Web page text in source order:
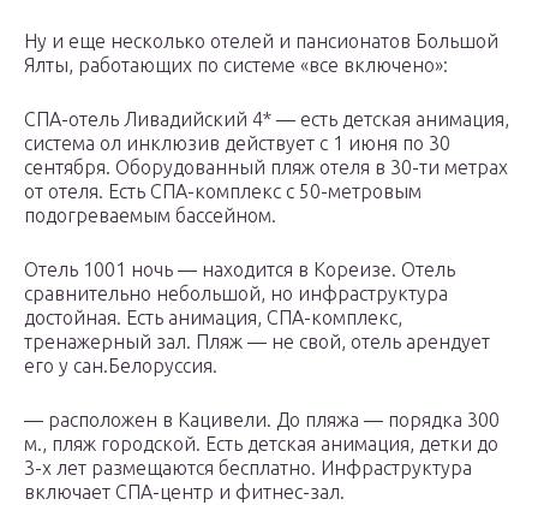
Ну и еще несколько отелей и пансионатов Большой
Ялты, работающих по системе «все включено»:
СПА-отель Ливадийский 4* — есть детская анимация,
система ол инклюзив действует с 1 июня по 30
сентября. Оборудованный пляж отеля в 30-ти метрах
от отеля. Есть СПА-комплекс с 50-метровым
подогреваемым бассейном.
Отель 1001 ночь — находится в Кореизе. Отель
сравнительно небольшой, но инфраструктура
достойная. Есть анимация, СПА-комплекс,
тренажерный зал. Пляж — не свой, отель арендует
его у сан.Белоруссия.
— расположен в Кацивели. До пляжа — порядка 300
м., пляж городской. Есть детская анимация, детки до
3-х лет размещаются бесплатно. Инфраструктура
включает СПА-центр и фитнес-зал.